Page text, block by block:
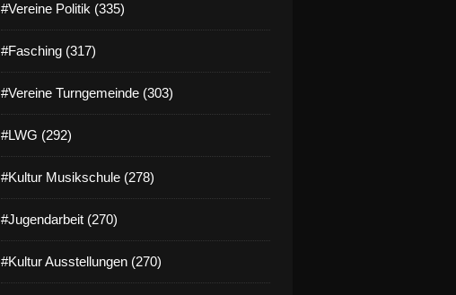
#Vereine Politik (335)
#Fasching (317)
#Vereine Turngemeinde (303)
#LWG (292)
#Kultur Musikschule (278)
#Jugendarbeit (270)
#Kultur Ausstellungen (270)